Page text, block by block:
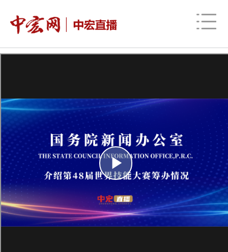
信用 视频 图片
发改动态 中宏研究 营商环境 新质生产力